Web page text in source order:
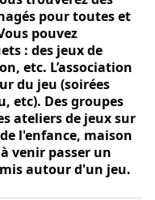
pour toutes et
pouvez
: des jeux de
etc. L’association
du jeu (soirées
etc). Des groupes
ateliers de jeux sur
l'enfance, maison
venir passer un
autour d'un jeu.